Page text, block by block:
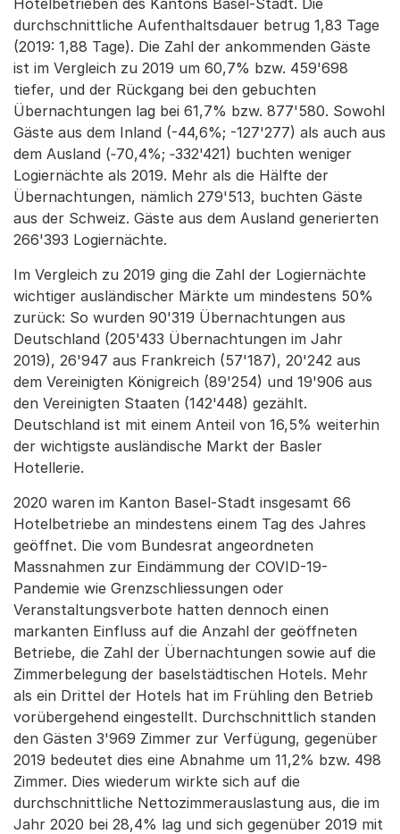
durchschnittliche Aufenthaltsdauer betrug 1,83 Tage
(2019: 1,88 Tage). Die Zahl der ankommenden Gäste
ist im Vergleich zu 2019 um 60,7% bzw. 459'698
tiefer, und der Rückgang bei den gebuchten
Übernachtungen lag bei 61,7% bzw. 877'580. Sowohl
Gäste aus dem Inland (-44,6%; -127'277) als auch aus
dem Ausland (‑70,4%; ‑332'421) buchten weniger
Logiernächte als 2019. Mehr als die Hälfte der
Übernachtungen, nämlich 279'513, buchten Gäste
aus der Schweiz. Gäste aus dem Ausland generierten
266'393 Logiernächte.
Im Vergleich zu 2019 ging die Zahl der Logiernächte
wichtiger ausländischer Märkte um mindestens 50%
zurück: So wurden 90'319 Übernachtungen aus
Deutschland (205'433 Übernachtungen im Jahr
2019), 26'947 aus Frankreich (57'187), 20'242 aus
dem Vereinigten Königreich (89'254) und 19'906 aus
den Vereinigten Staaten (142'448) gezählt.
Deutschland ist mit einem Anteil von 16,5% weiterhin
der wichtigste ausländische Markt der Basler
Hotellerie.
2020 waren im Kanton Basel-Stadt insgesamt 66
Hotelbetriebe an mindestens einem Tag des Jahres
geöffnet. Die vom Bundesrat angeordneten
Massnahmen zur Eindämmung der COVID-19-
Pandemie wie Grenzschliessungen oder
Veranstaltungsverbote hatten dennoch einen
markanten Einfluss auf die Anzahl der geöffneten
Betriebe, die Zahl der Übernachtungen sowie auf die
Zimmerbelegung der baselstädtischen Hotels. Mehr
als ein Drittel der Hotels hat im Frühling den Betrieb
vorübergehend eingestellt. Durchschnittlich standen
den Gästen 3'969 Zimmer zur Verfügung, gegenüber
2019 bedeutet dies eine Abnahme um 11,2% bzw. 498
Zimmer. Dies wiederum wirkte sich auf die
durchschnittliche Nettozimmerauslastung aus, die im
Jahr 2020 bei 28,4% lag und sich gegenüber 2019 mit